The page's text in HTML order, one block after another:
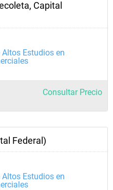
Capital
Estudios en
Consultar Precio
Federal)
Estudios en